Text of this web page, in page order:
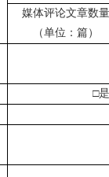
媒体评论文章数
（单位：篇）